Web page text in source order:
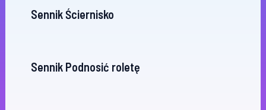
Sennik Ściernisko
Sennik Podnosić roletę